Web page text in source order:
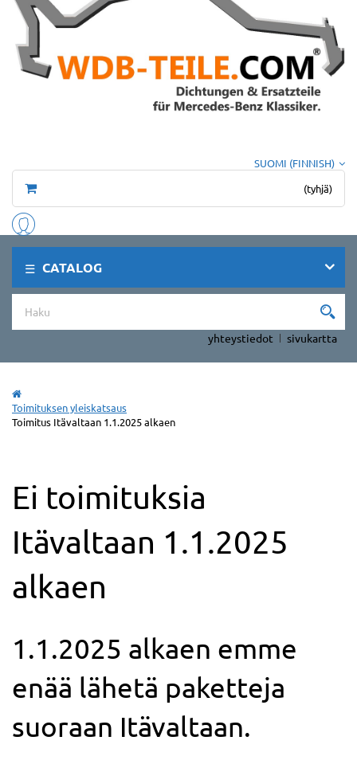
SUOMI (FINNISH)
(tyhjä)
CATALOG
yhteystiedot sivukartta
Toimituksen yleiskatsaus
Toimitus Itävaltaan 1.1.2025 alkaen
Ei toimituksia
Itävaltaan 1.1.2025
alkaen
1.1.2025 alkaen emme
enää lähetä paketteja
suoraan Itävaltaan.